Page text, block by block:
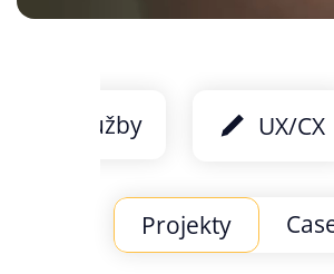
služby UX/CX
Projekty